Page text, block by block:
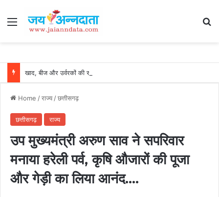
Menu
Home /राज्य/छत्तीसगढ़
छत्तीसगढ़ राज्य
उप मुख्यमंत्री अरुण साव ने सपरिवार
मनाया हरेली पर्व, कृषि औजारों की पूजा
और गेड़ी का लिया आनंद….